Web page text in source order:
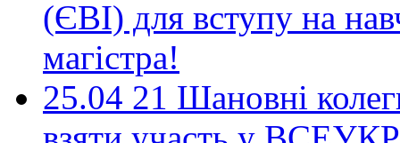
(ЄВІ) для вступу на
магістра!
25.04 21 Шановні